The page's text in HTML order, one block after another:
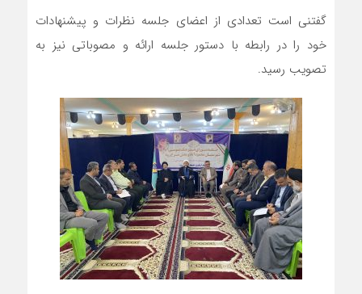
گفتنی است تعدادی از اعضای جلسه نظرات و پیشنهادات
خود را در رابطه با دستور جلسه ارائه و مصوباتی نیز به
تصویب رسید.